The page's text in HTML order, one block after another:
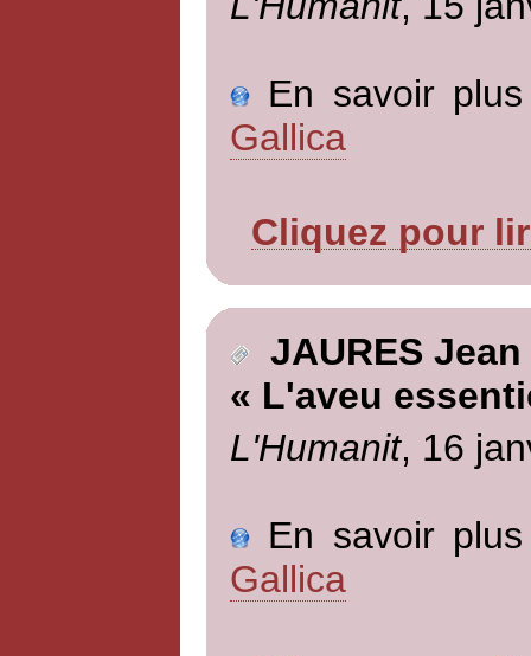
En savoir
Gallica
Cliquez pour
JAURES Jean
« L'aveu
L'Humanit, 16
En savoir
Gallica